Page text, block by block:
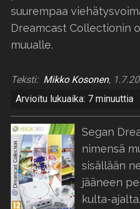
suurempaa
Dreamcast Collectionin
muualle.
Teksti: Mikko Kosonen,
Arvioitu lukuaika: 7 minuuttia
Segan
nimensä
sisällään
jääneen
kulta-